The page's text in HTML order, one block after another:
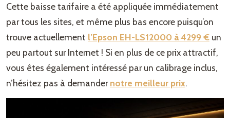
Cette baisse tarifaire a été appliquée immédiatement
par tous les sites, et même plus bas encore puisqu’on
trouve actuellement l’Epson EH-LS12000 à 4299 € un
peu partout sur Internet ! Si en plus de ce prix attractif,
vous êtes également intéressé par un calibrage inclus,
n’hésitez pas à demandernotre meilleur prix.